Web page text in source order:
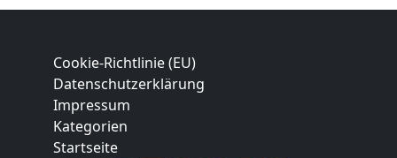
Cookie-Richtlinie (EU)
Datenschutzerklärung
Impressum
Kategorien
Startseite